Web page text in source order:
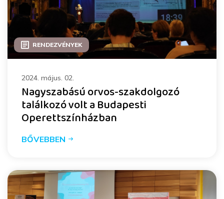
RENDEZVÉNYEK
2024. május. 02.
Nagyszabású orvos-szakdolgozó
találkozó volt a Budapesti
Operettszínházban
BŐVEBBEN